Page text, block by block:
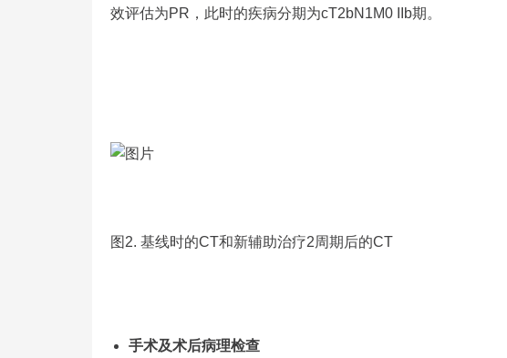
效评估为PR，此时的疾病分期为cT2bN1M0 IIb期。
图2. 基线时的CT和新辅助治疗2周期后的CT
手术及术后病理检查